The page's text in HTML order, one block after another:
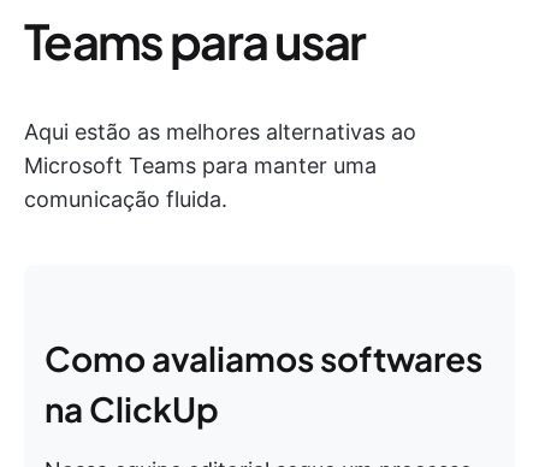
Teams para usar
Aqui estão as melhores alternativas ao
Microsoft Teams para manter uma
comunicação fluida.
Como avaliamos softwares
na ClickUp